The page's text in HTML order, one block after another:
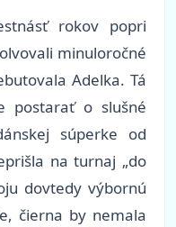
rokov popri
minuloročné
Adelka. Tá
postarať o slušné
súperke od
na turnaj „do
dovtedy výbornú
čierna by nemala